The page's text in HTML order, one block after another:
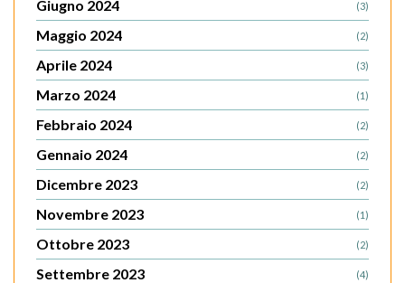
Giugno 2024 (3)
Maggio 2024 (2)
Aprile 2024 (3)
Marzo 2024 (1)
Febbraio 2024 (2)
Gennaio 2024 (2)
Dicembre 2023 (2)
Novembre 2023 (1)
Ottobre 2023 (2)
Settembre 2023 (4)